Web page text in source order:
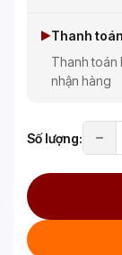
Thanh toán
Thanh toán
nhận hàng
Số lượng: